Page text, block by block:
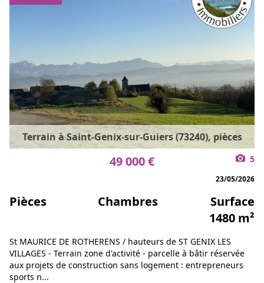
Terrain à Saint-Genix-sur-Guiers (73240), pièces
49 000 € 5
23/05/2026
Pièces Chambres
Surface
1480 m²
St MAURICE DE ROTHERENS / hauteurs de ST GENIX LES
VILLAGES - Terrain zone d'activité - parcelle à bâtir réservée
aux projets de construction sans logement : entrepreneurs
sports n...